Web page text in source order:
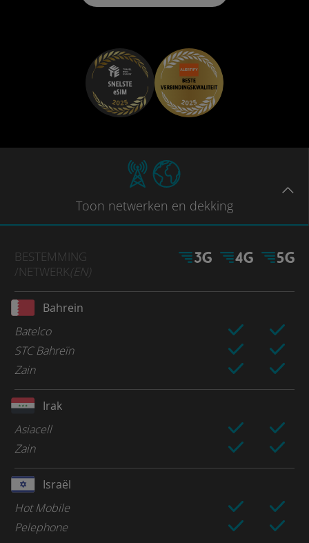
Toon netwerken en dekking
BESTEMMING
/NETWERK(EN)
Bahrein
Batelco
STC Bahreïn
Zain
Irak
Asiacell
Zain
Israël
Hot Mobile
Pelephone